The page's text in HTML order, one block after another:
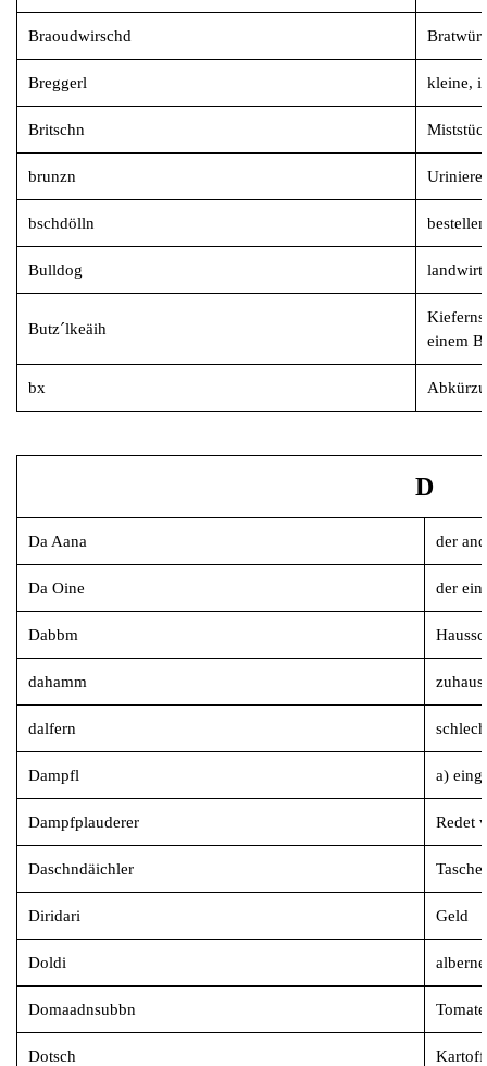
Braoudwirschd
Breggerl kleine,
Britschn
brunzn
bschdölln bestellen
Bulldog
Butz´lkeäih
einem
bx
D
Da Aana der
Da Oine der
Dabbm
dahamm
dalfern
Dampfl a)
Dampfplauderer Redet
Daschndäichler
Diridari Geld
Doldi
Domaadnsubbn
Dotsch